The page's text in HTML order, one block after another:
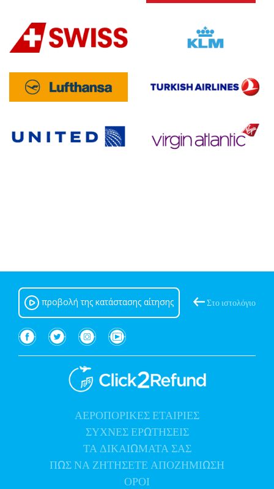
προβολή της κατάστασης αίτησης Στο ιστολόγιο
ΑΕΡΟΠΟΡΙΚΕΣ ΕΤΑΙΡΙΕΣ
ΣΥΧΝΕΣ ΕΡΩΤΗΣΕΙΣ(τρέχων διάστημα)
ΤΑ ΔΙΚΑΙΩΜΑΤΑ ΣΑΣ
ΠΩΣ ΝΑ ΖΗΤΗΣΕΤΕ ΑΠΟΖΗΜΙΩΣΗ
ΟΡΟΙ